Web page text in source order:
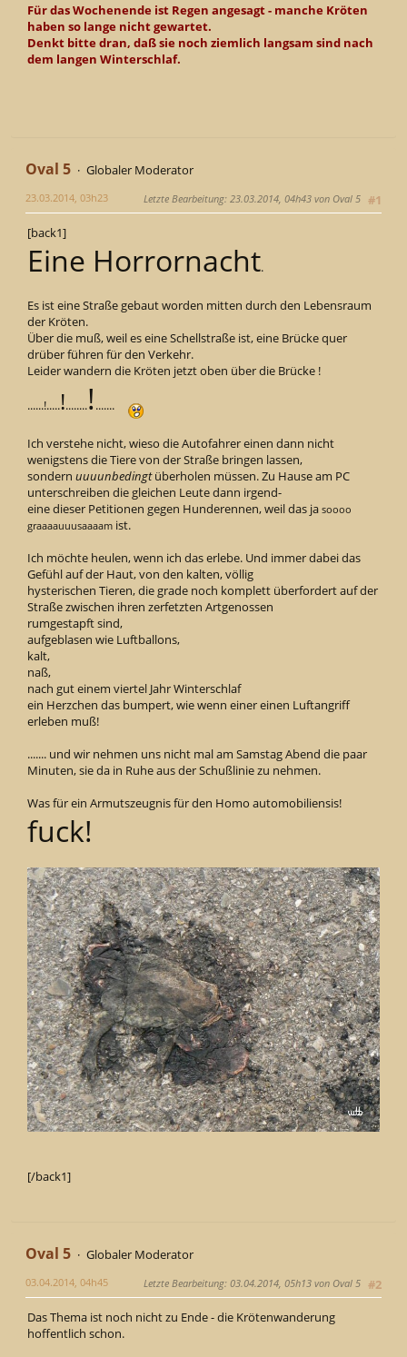
Für das Wochenende ist Regen angesagt - manche Kröten
haben so lange nicht gewartet.
Denkt bitte dran, daß sie noch ziemlich langsam sind nach
dem langen Winterschlaf.
Oval 5
Globaler Moderator
#1
23.03.2014, 03h23 Letzte Bearbeitung: 23.03.2014, 04h43 von Oval 5
[back1]
Eine Horrornacht.
Es ist eine Straße gebaut worden mitten durch den Lebensraum
der Kröten.
Über die muß, weil es eine Schellstraße ist, eine Brücke quer
drüber führen für den Verkehr.
Leider wandern die Kröten jetzt oben über die Brücke !
......!.....!........! .......
Ich verstehe nicht, wieso die Autofahrer einen dann nicht
wenigstens die Tiere von der Straße bringen lassen,
sondern uuuunbedingtüberholen müssen. Zu Hause am PC
unterschreiben die gleichen Leute dann irgend-
eine dieser Petitionen gegen Hunderennen, weil das ja soooo
graaaauuusaaaam ist.
Ich möchte heulen, wenn ich das erlebe. Und immer dabei das
Gefühl auf der Haut, von den kalten, völlig
hysterischen Tieren, die grade noch komplett überfordert auf der
Straße zwischen ihren zerfetzten Artgenossen
rumgestapft sind,
aufgeblasen wie Luftballons,
kalt,
naß,
nach gut einem viertel Jahr Winterschlaf
ein Herzchen das bumpert, wie wenn einer einen Luftangriff
erleben muß!
....... und wir nehmen uns nicht mal am Samstag Abend die paar
Minuten, sie da in Ruhe aus der Schußlinie zu nehmen.
Was für ein Armutszeugnis für den Homo automobiliensis!
fuck!
[/back1]
Oval 5
Globaler Moderator
#2
03.04.2014, 04h45 Letzte Bearbeitung: 03.04.2014, 05h13 von Oval 5
Das Thema ist noch nicht zu Ende - die Krötenwanderung
hoffentlich schon.